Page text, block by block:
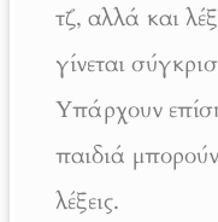
τζ, αλλά και
γίνεται
Υπάρχουν
παιδιά
λέξεις.